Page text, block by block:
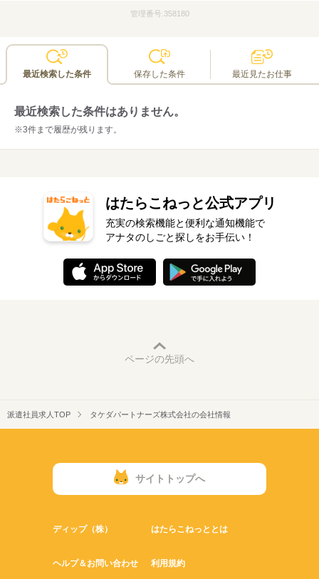
管理番号.358180
最近検索した条件 保存した条件 最近見たお仕事
最近検索した条件はありません。
※3件まで履歴が残ります。
はたらこねっと公式アプリ
充実の検索機能と便利な通知機能で
アナタのしごと探しをお手伝い！
ページの先頭へ
派遣社員求人TOP タケダパートナーズ株式会社の会社情報
サイトトップへ
ディップ（株） はたらこねっととは
ヘルプ＆お問い合わせ 利用規約